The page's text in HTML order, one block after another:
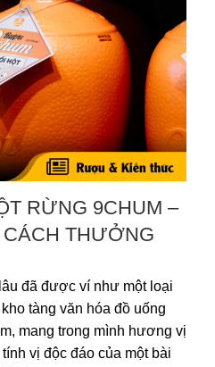
RỪNG 9CHUM –
THƯỞNG
đã được ví như một loại
tàng văn hóa đồ uống
mang trong mình hương vị
vị độc đáo của một bài